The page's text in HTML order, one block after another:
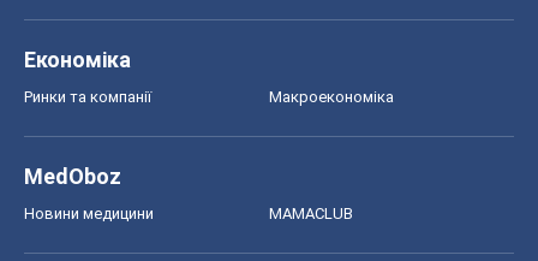
Економіка
Ринки та компанії Макроекономіка
MedOboz
Новини медицини MAMACLUB